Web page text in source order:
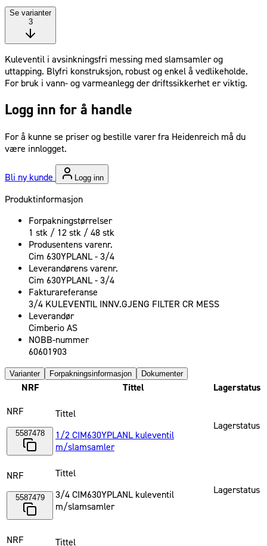
Se varianter
3
Kuleventil i avsinkningsfri messing med slamsamler og
uttapping. Blyfri konstruksjon, robust og enkel å vedlikeholde.
For bruk i vann- og varmeanlegg der driftssikkerhet er viktig.
Logg inn for å handle
For å kunne se priser og bestille varer fra Heidenreich må du
være innlogget.
Bli ny kunde Logg inn
Produktinformasjon
Forpakningstørrelser
1 stk / 12 stk / 48 stk
Produsentens varenr.
Cim 630YPLANL - 3/4
Leverandørens varenr.
Cim 630YPLANL - 3/4
Fakturareferanse
3/4 KULEVENTIL INNV.GJENG FILTER CR MESS
Leverandør
Cimberio AS
NOBB-nummer
60601903
Varianter Forpakningsinformasjon Dokumenter
NRF Tittel
Lagerstatus
NRF
5587478
Tittel
1/2 CIM630YPLANL kuleventil
m/slamsamler
Lagerstatus
NRF
5587479
Tittel
3/4 CIM630YPLANL kuleventil
m/slamsamler
Lagerstatus
NRF Tittel